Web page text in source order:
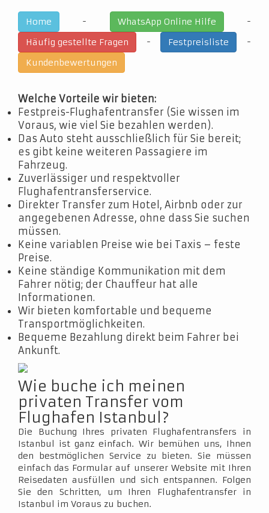
Home - WhatsApp Online Hilfe
-
Häufig gestellte Fragen
- Festpreisliste
-
Kundenbewertungen
Welche Vorteile wir bieten:
Festpreis-Flughafentransfer (Sie wissen im
Voraus, wie viel Sie bezahlen werden).
Das Auto steht ausschließlich für Sie bereit;
es gibt keine weiteren Passagiere im
Fahrzeug.
Zuverlässiger und respektvoller
Flughafentransferservice.
Direkter Transfer zum Hotel, Airbnb oder zur
angegebenen Adresse, ohne dass Sie suchen
müssen.
Keine variablen Preise wie bei Taxis – feste
Preise.
Keine ständige Kommunikation mit dem
Fahrer nötig; der Chauffeur hat alle
Informationen.
Wir bieten komfortable und bequeme
Transportmöglichkeiten.
Bequeme Bezahlung direkt beim Fahrer bei
Ankunft.
Wie buche ich meinen
privaten Transfer vom
Flughafen Istanbul?
Die Buchung Ihres privaten Flughafentransfers in
Istanbul ist ganz einfach. Wir bemühen uns, Ihnen
den bestmöglichen Service zu bieten. Sie müssen
einfach das Formular auf unserer Website mit Ihren
Reisedaten ausfüllen und sich entspannen. Folgen
Sie den Schritten, um Ihren Flughafentransfer in
Istanbul im Voraus zu buchen.